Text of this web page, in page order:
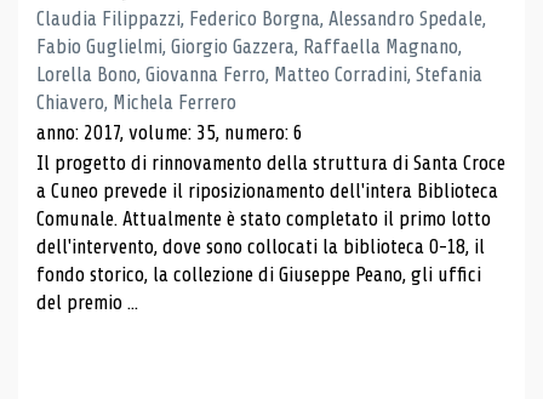
Claudia Filippazzi, Federico Borgna, Alessandro Spedale,
Fabio Guglielmi, Giorgio Gazzera, Raffaella Magnano,
Lorella Bono, Giovanna Ferro, Matteo Corradini, Stefania
Chiavero, Michela Ferrero
anno: 2017, volume: 35, numero: 6
Il progetto di rinnovamento della struttura di Santa Croce
a Cuneo prevede il riposizionamento dell'intera Biblioteca
Comunale. Attualmente è stato completato il primo lotto
dell'intervento, dove sono collocati la biblioteca 0-18, il
fondo storico, la collezione di Giuseppe Peano, gli uffici
del premio ...